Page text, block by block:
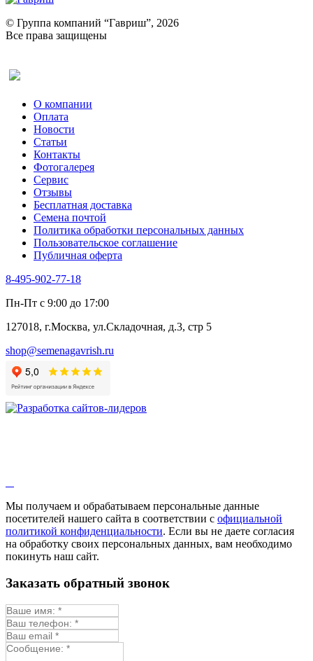
Ревень
Рукола
Рута
Тмин
Трава для чая
Туласи
Укроп
Фенхель пряный
Хризантема овощная
Цикорий пряный
Цикорий салатный (Витлуф)
Черемша
Шпинат
Щавель
Эндивий
Эстрагон
Алтей
Бессмертник
Валериана
Валерианелла
Гибискус лекарственный
Девясил
Душица
Змееголовник
Мыльнянка
Мята
Овсяный корень
Огуречная трава
Пустырник
Репешок
Синюха
Смесь лекарственных
© Группа компаний “Гавриш”, 2026
Все права защищены
О компании
Оплата
Новости
Статьи
Контакты
Фотогалерея​
Сервис
Отзывы
Бесплатная доставка
Семена почтой
Политика обработки персональных данных
Пользовательское соглашение
Публичная оферта
8-495-902-77-18
Пн-Пт с 9:00 до 17:00
127018, г.Москва, ул.Складочная, д.3, стр 5
shop@semenagavrish.ru
Мы получаем и обрабатываем персональные данные
посетителей нашего сайта в соответствии с официальной
политикой конфиденциальности. Если вы не даете согласия
на обработку своих персональных данных, вам необходимо
покинуть наш сайт.
Заказать обратный звонок